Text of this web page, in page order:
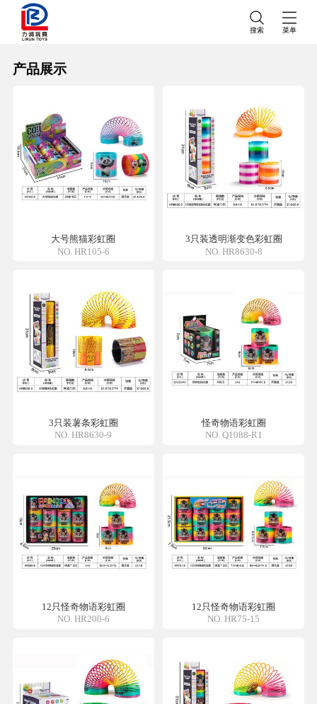
搜索 菜单
产品展示
大号熊猫彩虹圈
NO. HR105-6
3只装透明渐变色彩虹圈
NO. HR8630-8
3只装薯条彩虹圈
NO. HR8630-9
怪奇物语彩虹圈
NO. Q1088-R1
12只怪奇物语彩虹圈
NO. HR200-6
12只怪奇物语彩虹圈
NO. HR75-15